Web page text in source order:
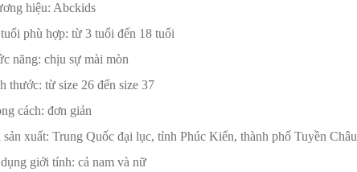
hiệu: Abckids
phù hợp: từ 3 tuổi đến 18 tuổi
năng: chịu sự mài mòn
thước: từ size 26 đến size 37
cách: đơn giản
xuất: Trung Quốc đại lục, tỉnh Phúc Kiến, thành phố Tuyền Châu
giới tính: cả nam và nữ